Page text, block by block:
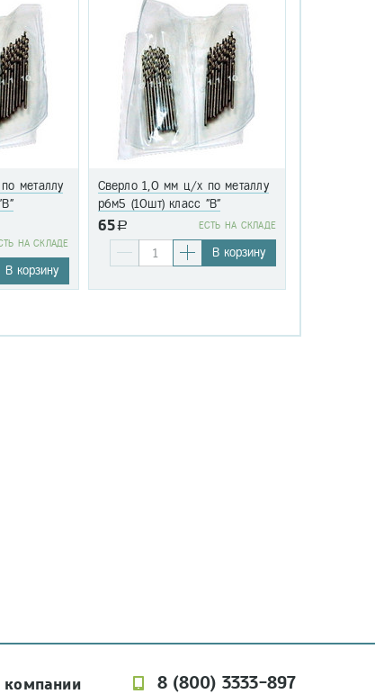
металлу
НА СКЛАДЕ
В корзину
Сверло 1,0 мм ц/х по металлу
р6м5 (10шт) класс "В"
65a EСТЬ НА СКЛАДЕ
В корзину
компании 8 (800) 3333-897